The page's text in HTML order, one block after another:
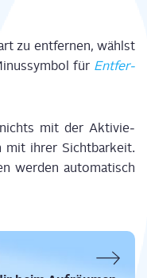
zu ent­fer­nen, wählst
für Ent­fer­
mit der Akti­vie­
mit ihrer Sicht­bar­keit.
wer­den auto­ma­tisch